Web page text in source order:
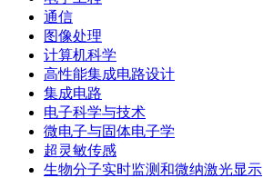
通信
图像处理
计算机科学
高性能集成电路设计
集成电路
电子科学与技术
微电子与固体电子学
超灵敏传感
生物分子实时监测和微纳激光显示